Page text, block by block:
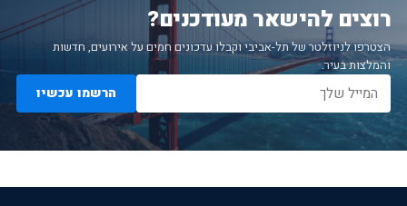
רוצים להישאר מעודכנים?
הצטרפו לניוזלטר של תל-אביבי וקבלו עדכונים חמים על אירועים, חדשות
והמלצות בעיר.
הרשמו עכשיו